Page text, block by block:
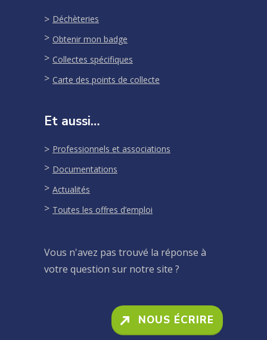
Déchèteries
Obtenir mon badge
Collectes spécifiques
Carte des points de collecte
Et aussi…
Professionnels et associations
Documentations
Actualités
Toutes les offres d’emploi
Vous n'avez pas trouvé la réponse à
votre question sur notre site ?
NOUS ÉCRIRE